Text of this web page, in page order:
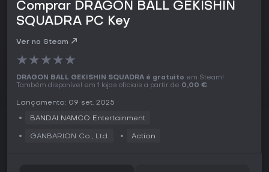
Comprar DRAGON BALL GEKISHIN
SQUADRA PC Key
Ver no Steam
★★★★★
DRAGON BALL GEKISHIN SQUADRA é gratuito em Steam!
Também disponível em 1 lojas oficiais a partir de 0,00 €.
Lançamento: 09 set. 2025
BANDAI NAMCO Entertainment
GANBARION Co., Ltd. Action